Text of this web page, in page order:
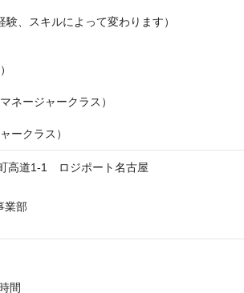
、スキルによって変わります）
ネージャークラス）
ークラス）
高道1-1 ロジポート名古屋
業部
間